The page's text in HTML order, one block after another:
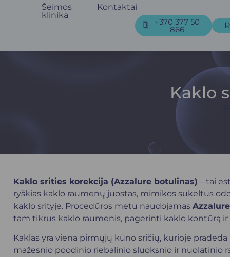
Šeimos
klinika
Kontaktai
+370 377 50
866
Kaklo
Kaklo srities korekcija (Azzalure botulinas) – tai
ryškias kaklo raumenų juostas, mimikos sukeltus
kaklo srityje. Procedūros metu naudojamas
tam tikrus kaklo raumenis, pagerinti kaklo kontūrą
Kaklas yra viena pirmųjų kūno sričių, kurioje
mažesnio poodinio riebalinio sluoksnio ir nuolatinio